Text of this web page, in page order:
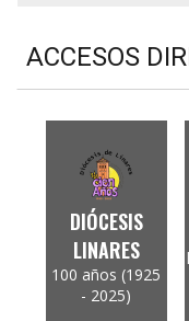
ACCESOS
DIÓCESIS
LINARES
100 años (1925
- 2025)